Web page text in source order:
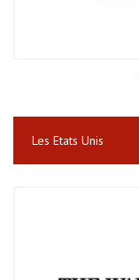
Les Etats Unis